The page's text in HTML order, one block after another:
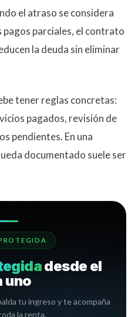
el atraso se considera
pagos parciales, el contrato
la deuda sin eliminar
tener reglas concretas:
pagados, revisión de
pendientes. En una
documentado suele ser
desde el
uno
tu ingreso y te acompaña
la renta.